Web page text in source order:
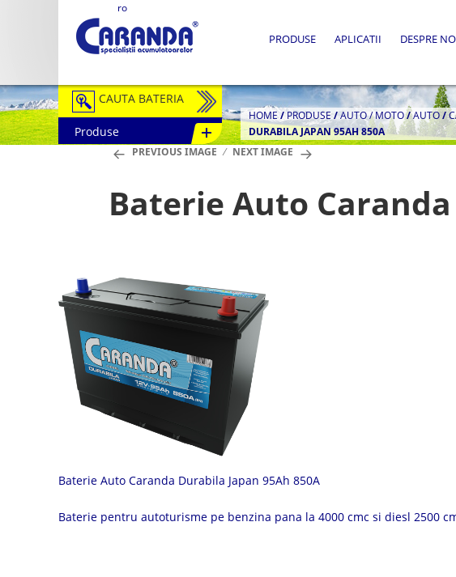
ro
PRODUSE APLICATII DESPRE
CAUTA BATERIA
Auto / Moto
Semitractiune
Accesorii Baterii
Fotovoltaice
Produse
HOME/PRODUSE /AUTO / MOTO/AUTO/
DURABILA JAPAN 95AH 850A
PREVIOUS IMAGE
NEXT IMAGE
Baterie Auto
Baterie Auto Caranda Durabila Japan 95Ah 850A
Baterie pentru autoturisme pe benzina pana la 4000 cmc si diesl 2500